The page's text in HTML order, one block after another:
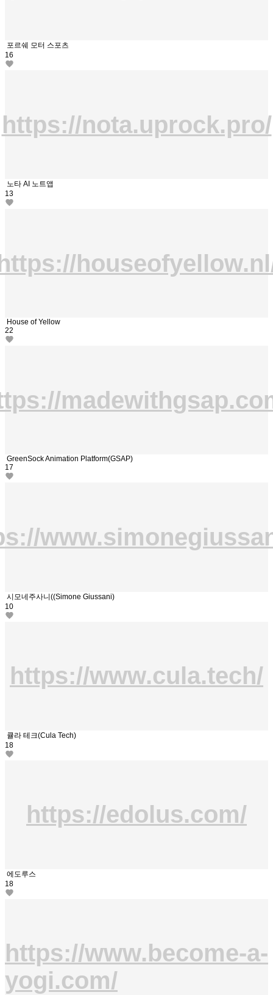
포르쉐 모터 스포츠
16
https://nota.uprock.pro/
노타 AI 노트앱
13
House of Yellow
22
GreenSock Animation Platform(GSAP)
17
시모네주사니((Simone Giussani)
10
https://www.cula.tech/
큘라 테크(Cula Tech)
18
https://edolus.com/
에도루스
18
https://www.become-a-
yogi.com/